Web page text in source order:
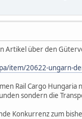
Artikel über den
item/20622-ungarn-
Rail Cargo
sondern die
Konkurrenz zum